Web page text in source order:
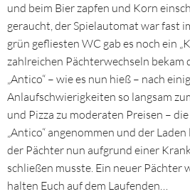
und beim Bier zapfen und Korn
geraucht, der Spielautomat war fast
grün gefliesten WC gab es noch ein
zahlreichen Pächterwechseln bekam
„Antico“ – wie es nun hieß – nach
Anlaufschwierigkeiten so langsam
und Pizza zu moderaten Preisen –
„Antico“ angenommen und der
der Pächter nun aufgrund einer
schließen musste. Ein neuer Pächter
halten Euch auf dem Laufenden…